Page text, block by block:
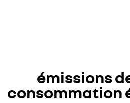
émissions
consommation